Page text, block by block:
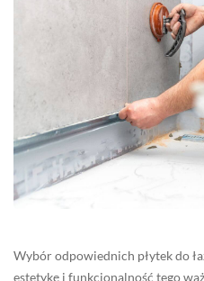
Wybór odpowiednich płytek do
estetykę i funkcjonalność tego